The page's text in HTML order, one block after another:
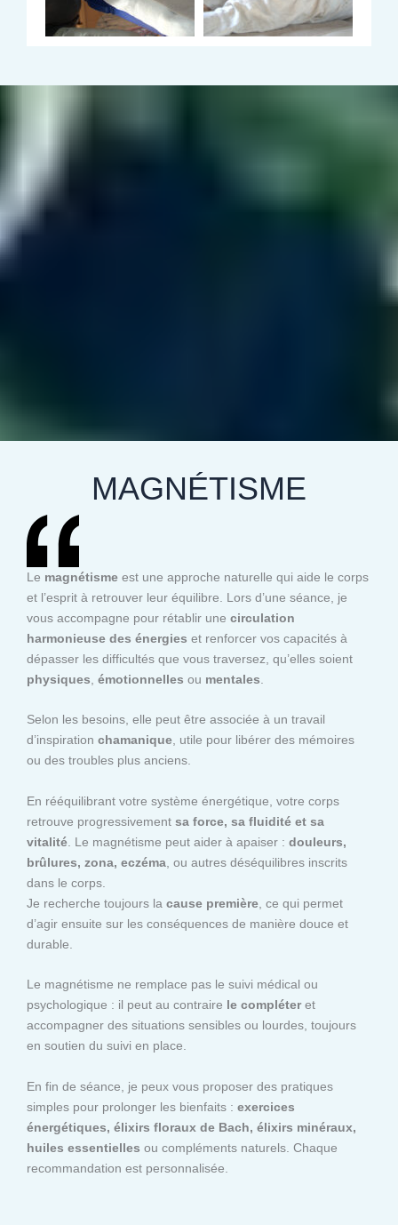
MAGNÉTISME
Le magnétisme est une approche naturelle qui aide le corps
et l’esprit à retrouver leur équilibre. Lors d’une séance, je
vous accompagne pour rétablir une circulation
harmonieuse des énergies et renforcer vos capacités à
dépasser les difficultés que vous traversez, qu’elles soient
physiques émotionnelles ou mentales
Selon les besoins, elle peut être associée à un travail
d’inspiration chamanique, utile pour libérer des mémoires
ou des troubles plus anciens.
En rééquilibrant votre système énergétique, votre corps
retrouve progressivement sa force, sa fluidité et sa
vitalité . Le magnétisme peut aider à apaiser : douleurs,
brûlures, zona, eczéma , ou autres déséquilibres inscrits
dans le corps.
Je recherche toujours la cause première , ce qui permet
d’agir ensuite sur les conséquences de manière douce et
durable.
Le magnétisme ne remplace pas le suivi médical ou
psychologique : il peut au contraire le compléteret
accompagner des situations sensibles ou lourdes, toujours
en soutien du suivi en place.
En fin de séance, je peux vous proposer des pratiques
simples pour prolonger les bienfaits : exercices
énergétiques, élixirs floraux de Bach, élixirs minéraux,
huiles essentielles ou compléments naturels. Chaque
recommandation est personnalisée.